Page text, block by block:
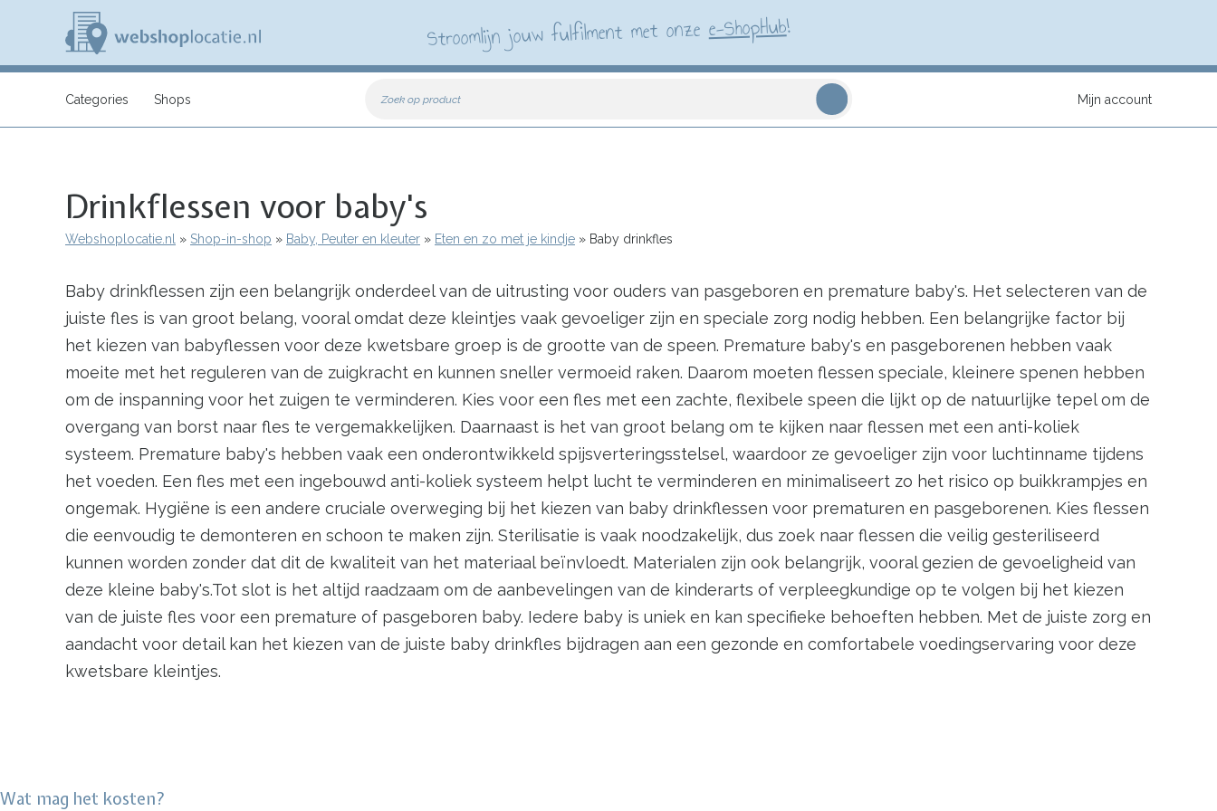
inhoud
e
s
l
a
e
n
l
Stroomlijn jouw fulfilment met onzee-ShopHub!
Zoek op product
Categories Shops Mijn account
Drinkflessen voor baby's
Kruimelpad
Webshoplocatie.nl Shop-in-shop Baby, Peuter en kleuter Eten en zo met je kindje Baby drinkfles
Baby drinkflessen zijn een belangrijk onderdeel van de uitrusting voor ouders van pasgeboren en premature baby's. Het selecteren van de
juiste fles is van groot belang, vooral omdat deze kleintjes vaak gevoeliger zijn en speciale zorg nodig hebben. Een belangrijke factor bij
het kiezen van babyflessen voor deze kwetsbare groep is de grootte van de speen. Premature baby's en pasgeborenen hebben vaak
moeite met het reguleren van de zuigkracht en kunnen sneller vermoeid raken. Daarom moeten flessen speciale, kleinere spenen hebben
om de inspanning voor het zuigen te verminderen. Kies voor een fles met een zachte, flexibele speen die lijkt op de natuurlijke tepel om de
overgang van borst naar fles te vergemakkelijken. Daarnaast is het van groot belang om te kijken naar flessen met een anti-koliek
systeem. Premature baby's hebben vaak een onderontwikkeld spijsverteringsstelsel, waardoor ze gevoeliger zijn voor luchtinname tijdens
het voeden. Een fles met een ingebouwd anti-koliek systeem helpt lucht te verminderen en minimaliseert zo het risico op buikkrampjes en
ongemak. Hygiëne is een andere cruciale overweging bij het kiezen van baby drinkflessen voor prematuren en pasgeborenen. Kies flessen
die eenvoudig te demonteren en schoon te maken zijn. Sterilisatie is vaak noodzakelijk, dus zoek naar flessen die veilig gesteriliseerd
kunnen worden zonder dat dit de kwaliteit van het materiaal beïnvloedt. Materialen zijn ook belangrijk, vooral gezien de gevoeligheid van
deze kleine baby's.Tot slot is het altijd raadzaam om de aanbevelingen van de kinderarts of verpleegkundige op te volgen bij het kiezen
van de juiste fles voor een premature of pasgeboren baby. Iedere baby is uniek en kan specifieke behoeften hebben. Met de juiste zorg en
aandacht voor detail kan het kiezen van de juiste baby drinkfles bijdragen aan een gezonde en comfortabele voedingservaring voor deze
kwetsbare kleintjes.
Wat mag het kosten?